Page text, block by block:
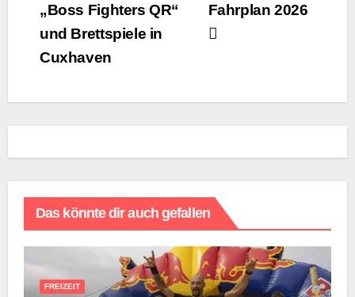
Fahrplan 2026
„Boss Fighters QR“
und Brettspiele in
Cuxhaven
Das könnte dir auch gefallen
FREIZEIT